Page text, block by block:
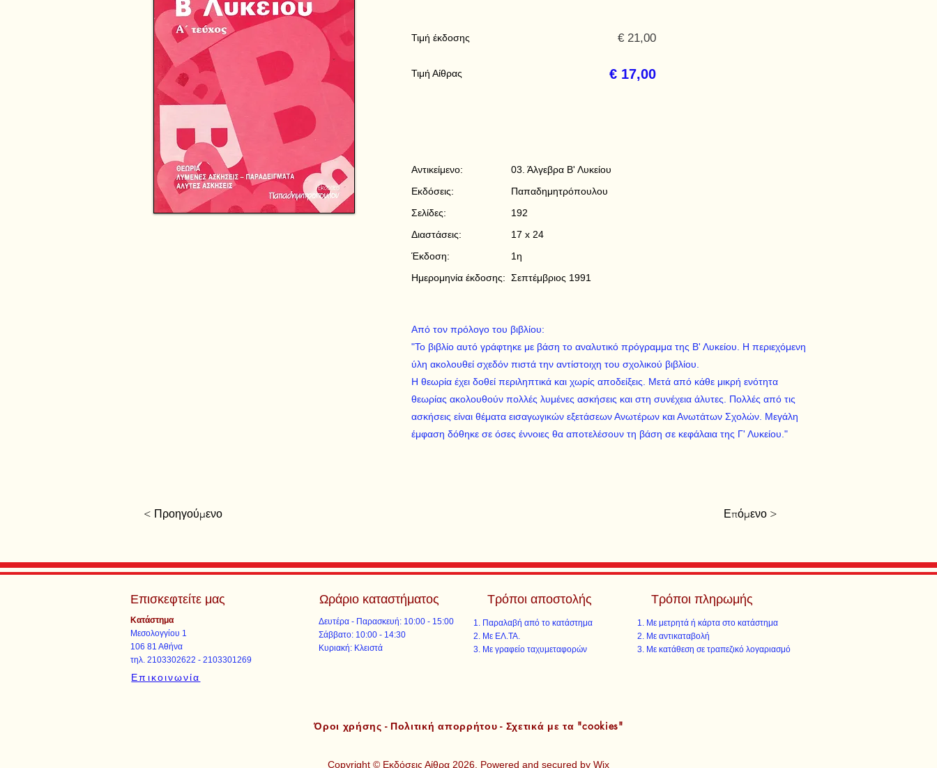
Τιμή έκδοσης
Τιμή Αίθρας
€ 21,00
€ 17,00
Αντικείμενο:
03. Άλγεβρα Β' Λυκείου
Εκδόσεις:
Παπαδημητρόπουλου
Σελίδες:
192
Διαστάσεις:
17 x 24
Έκδοση:
1η
Ημερομηνία έκδοσης: Σεπτέμβριος 1991
Από τον πρόλογο του βιβλίου:
"Το βιβλίο αυτό γράφτηκε με βάση το αναλυτικό πρόγραμμα της Β' Λυκείου. Η περιεχόμενη
ύλη ακολουθεί σχεδόν πιστά την αντίστοιχη του σχολικού βιβλίου.
Η θεωρία έχει δοθεί περιληπτικά και χωρίς αποδείξεις. Μετά από κάθε μικρή ενότητα
θεωρίας ακολουθούν πολλές λυμένες ασκήσεις και στη συνέχεια άλυτες. Πολλές από τις
ασκήσεις είναι θέματα εισαγωγικών εξετάσεων Ανωτέρων και Ανωτάτων Σχολών. Μεγάλη
έμφαση δόθηκε σε όσες έννοιες θα αποτελέσουν τη βάση σε κεφάλαια της Γ' Λυκείου."
< Προηγούμενο Επόμενο >
Επισκεφτείτε μας
Κατάστημα
Μεσολογγίου 1
106 81 Αθήνα
τηλ. 2103302622 - 2103301269
Επικοινωνία
Ωράριο καταστήματος
Δευτέρα - Παρασκευή: 10:00 - 15:00
​​Σάββατο: 10:00 - 14:30
​Κυριακή: Κλειστά
Τρόποι αποστολής
Παραλαβή από το κατάστημα
Με ΕΛ.ΤΑ.​​
Με γραφείο ταχυμεταφορών​
Τρόποι πληρωμής
Με μετρητά ή κάρτα στο κατάστημα
Με αντικαταβολή
Με κατάθεση σε τραπεζικό λογαριασμό
Όροι χρήσης - Πολιτική απορρήτου - Σχετικά με τα "cookies"
Copyright © Εκδόσεις Αίθρα 2026. Powered and secured by Wix